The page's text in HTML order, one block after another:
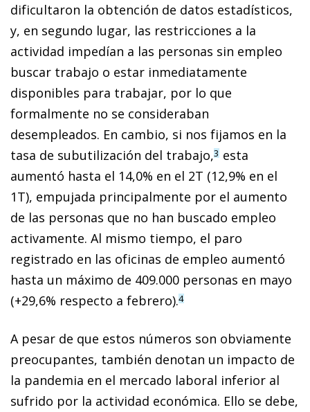
dificultaron la obtención de datos estadísticos,
y, en segundo lugar, las restricciones a la
actividad impedían a las personas sin empleo
buscar trabajo o estar inmediatamente
disponibles para trabajar, por lo que
formalmente no se consideraban
desempleados. En cambio, si nos fijamos en la
tasa de subutilización del trabajo,3 esta
aumentó hasta el 14,0% en el 2T (12,9% en el
1T), empujada principalmente por el aumento
de las personas que no han buscado empleo
activamente. Al mismo tiempo, el paro
registrado en las oficinas de empleo aumentó
hasta un máximo de 409.000 personas en mayo
(+29,6% respecto a febrero).4
A pesar de que estos números son obviamente
preocupantes, también denotan un impacto de
la pandemia en el mercado laboral inferior al
sufrido por la actividad económica. Ello se debe,